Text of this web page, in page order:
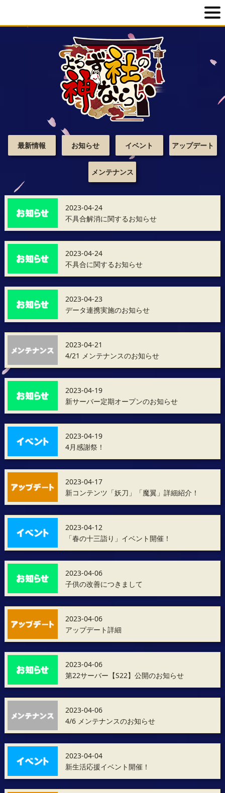
最新情報 お知らせ イベント アップデート
メンテナンス
2023-04-24
不具合解消に関するお知らせ
2023-04-24
不具合に関するお知らせ
2023-04-23
データ連携実施のお知らせ
2023-04-21
4/21 メンテナンスのお知らせ
2023-04-19
新サーバー定期オープンのお知らせ
2023-04-19
4月感謝祭！
2023-04-17
新コンテンツ「妖刀」「魔翼」詳細紹介！
2023-04-12
「春の十三詣り」イベント開催！
2023-04-06
子供の改善につきまして
2023-04-06
アップデート詳細
2023-04-06
第22サーバー【S22】公開のお知らせ
2023-04-06
4/6 メンテナンスのお知らせ
2023-04-04
新生活応援イベント開催！